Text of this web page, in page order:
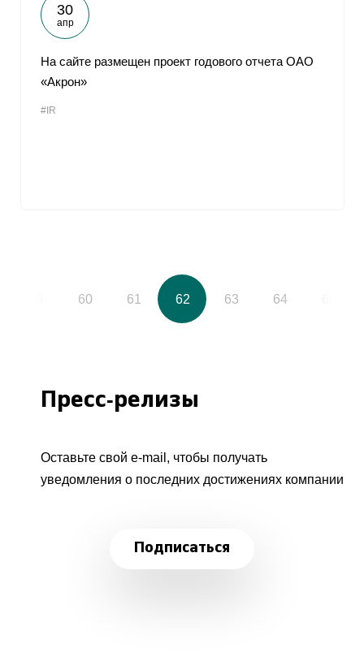
30
апр
На сайте размещен проект годового отчета ОАО
«Акрон»
#IR
60 61 62 63 64
Пресс-релизы
Оставьте свой e-mail, чтобы получать
уведомления о последних достижениях компании
Подписаться